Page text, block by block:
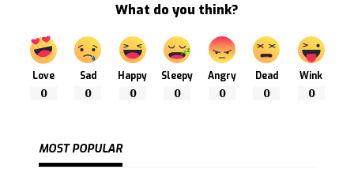
What do you think?
Love
0
Sad
0
Happy
0
Sleepy
0
Angry
0
Dead
0
Wink
0
MOST POPULAR